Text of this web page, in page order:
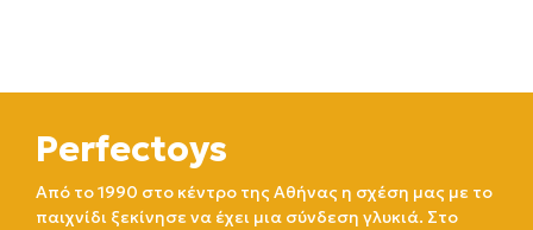
Perfectoys
Από το 1990 στο κέντρο της Αθήνας η σχέση μας με το
παιχνίδι ξεκίνησε να έχει μια σύνδεση γλυκιά. Στο